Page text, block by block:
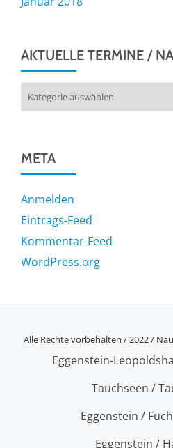
AKTUELLE TERMINE /
Termine
META
Anmelden
Eintrags-Feed
Kommentar-Feed
WordPress.org
Alle Rechte vorbehalten / 2022 /
SECONDARYEggenstein-
Tauchseen /
Eggenstein /
Eggenstein /